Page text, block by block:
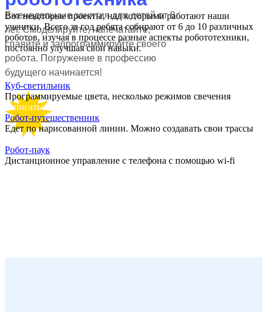
Еженедельные занятия для детей от 8
лет. Смоделируйте, напечатайте,
спаяйте и запрограммируйте своего
робота. Погружение в профессию
будущего начинается!
Записаться
Вот некоторые проекты, над которыми работают наши
ученики. Всего за год ребята собирают от 6 до 10 различных
роботов, изучая в процессе разные аспекты робототехники,
постоянно улучшая свои навыки.
Куб-светильник
Программируемые цвета, несколько режимов свечения
Записаться
Робот-путешественник
Едет по нарисованной линии. Можно создавать свои трассы
Записаться
Робот-паук
Дистанционное управление с телефона с помощью wi-fi